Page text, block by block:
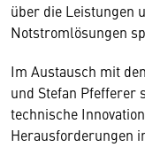
über die Leistungen
Notstromlösungen
Im Austausch mit
und Stefan Pfefferer
technische
Herausforderungen